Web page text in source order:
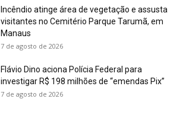
Incêndio atinge área de vegetação e assusta
visitantes no Cemitério Parque Tarumã, em
Manaus
7 de agosto de 2026
Flávio Dino aciona Polícia Federal para
investigar R$ 198 milhões de “emendas Pix”
7 de agosto de 2026